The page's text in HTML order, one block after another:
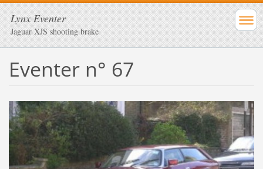
Lynx Eventer
Jaguar XJS shooting brake
Eventer n° 67